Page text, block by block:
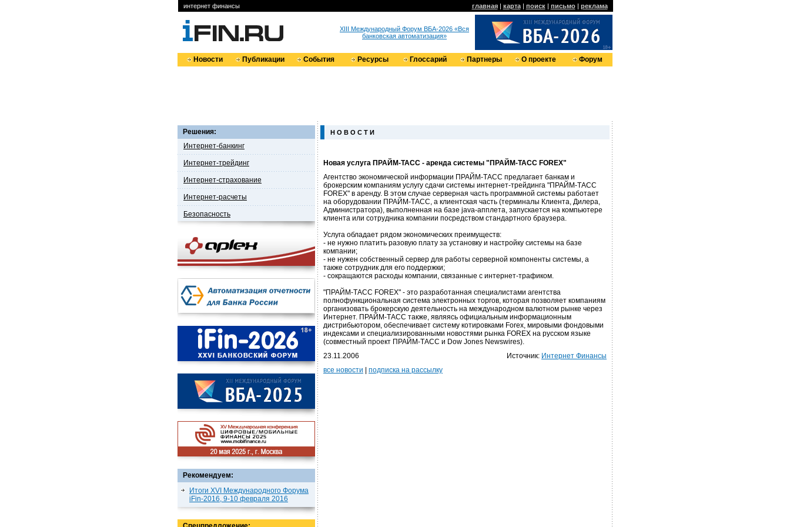
интернет финансы главная| карта| поиск| письмо| реклама
XIII Международный Форум ВБА-2026 «Вся
банковская автоматизация»
Новости Публикации События Ресурсы Глоссарий Партнеры О проекте Форум
Решения:
Интернет-банкинг
Интернет-трейдинг
Интернет-страхование
Интернет-расчеты
Безопасность
Рекомендуем:
Итоги XVI Международного Форума
iFin-2016, 9-10 февраля 2016
Н О В О С Т И
Новая услуга ПРАЙМ-ТАСС - аренда системы "ПРАЙМ-ТАСС FOREX"
Агентство экономической информации ПРАЙМ-ТАСС предлагает банкам и
брокерским компаниям услугу сдачи системы интернет-трейдинга "ПРАЙМ-ТАСС
FOREX" в аренду. В этом случае серверная часть программной системы работает
на оборудовании ПРАЙМ-ТАСС, а клиентская часть (терминалы Клиента, Дилера,
Администратора), выполненная на базе java-апплета, запускается на компьютере
клиента или сотрудника компании посредством стандартного браузера.
Услуга обладает рядом экономических преимуществ:
- не нужно платить разовую плату за установку и настройку системы на базе
компании;
- не нужен собственный сервер для работы серверной компоненты системы, а
также сотрудник для его поддержки;
- сокращаются расходы компании, связанные с интернет-трафиком.
"ПРАЙМ-ТАСС FOREX" - это разработанная специалистами агентства
полнофункциональная система электронных торгов, которая позволяет компаниям
организовать брокерскую деятельность на международном валютном рынке через
Интернет. ПРАЙМ-ТАСС также, являясь официальным информационным
дистрибьютором, обеспечивает систему котировками Forex, мировыми фондовыми
индексами и специализированными новостями рынка FOREX на русском языке
(совместный проект ПРАЙМ-ТАСС и Dow Jones Newswires).
23.11.2006
Источник: Интернет Финансы
все новости
подписка на рассылку